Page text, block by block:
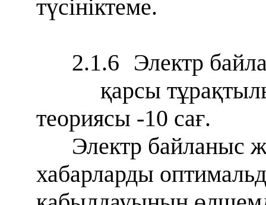
түсініктеме.
2.1.6 Электр
қарсы
теориясы -10 сағ.
Электр байланыс
хабарларды